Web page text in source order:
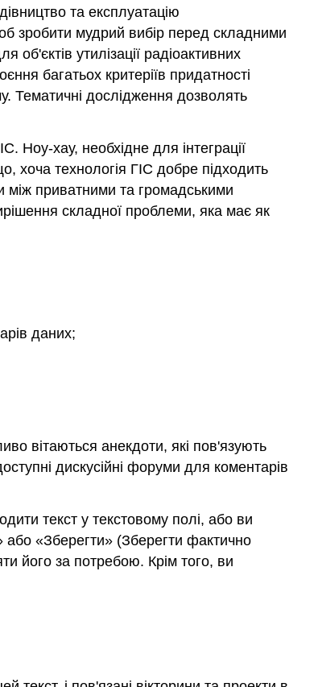
та експлуатацію
зробити мудрий вибір перед складними
утилізації радіоактивних
багатьох критеріїв придатності
Тематичні дослідження дозволять
Ноу-хау, необхідне для інтеграції
хоча технологія ГІС добре підходить
між приватними та громадськими
складної проблеми, яка має як
даних;
вітаються анекдоти, які пов'язують
дискусійні форуми для коментарів
текст у текстовому полі, або ви
або «Зберегти» (Зберегти фактично
його за потребою. Крім того, ви